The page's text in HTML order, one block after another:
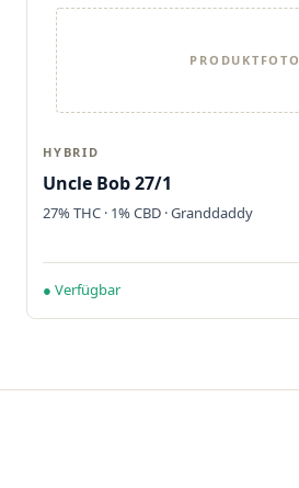
PRODUKTFOTO
HYBRID
Uncle Bob 27/1
27% THC · 1% CBD · Granddaddy
● Verfügbar